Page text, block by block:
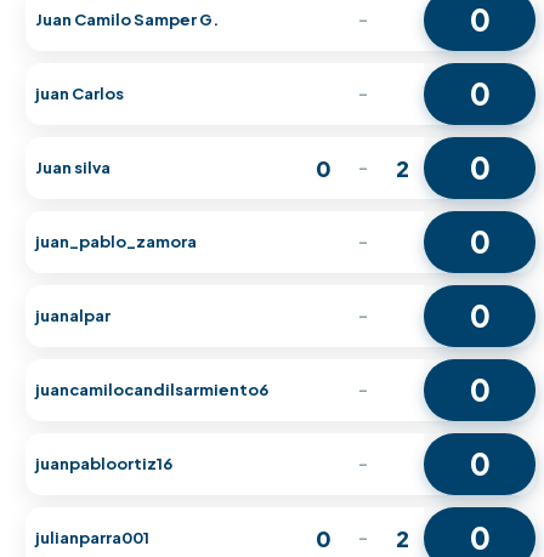
Juan Camilo Samper G. - 0
juan Carlos - 0
Juan silva 0 - 2 0
juan_pablo_zamora - 0
juanalpar - 0
juancamilocandilsarmiento6 - 0
juanpabloortiz16 - 0
julianparra001 0 - 2 0